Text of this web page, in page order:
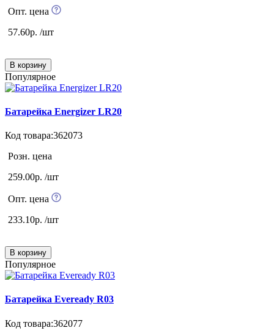
Опт. цена
57.60р. /шт
В корзину
Популярное
Батарейка Energizer LR20
Код товара:362073
Розн. цена
259.00р. /шт
Опт. цена
233.10р. /шт
В корзину
Популярное
Батарейка Eveready R03
Код товара:362077